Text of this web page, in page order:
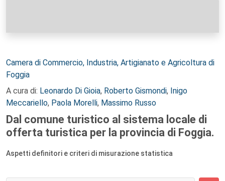
Autori:
Camera di Commercio, Industria, Artigianato e Agricoltura di
Foggia
A cura di: Leonardo Di Gioia, Roberto Gismondi, Inigo
Meccariello, Paola Morelli, Massimo Russo
Dal comune turistico al sistema locale di
offerta turistica per la provincia di Foggia.
Aspetti definitori e criteri di misurazione statistica